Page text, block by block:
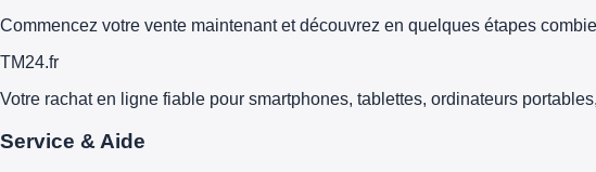
Commencez votre vente maintenant et découvrez en quelques étapes
TM24.fr
Votre rachat en ligne fiable pour smartphones, tablettes, ordinateurs
Service & Aide